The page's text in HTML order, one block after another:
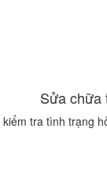
Sửa chữa
kiểm tra tình trạng